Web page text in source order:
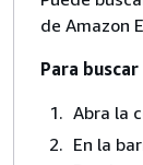
de Amazon
Para
Abra la
En la